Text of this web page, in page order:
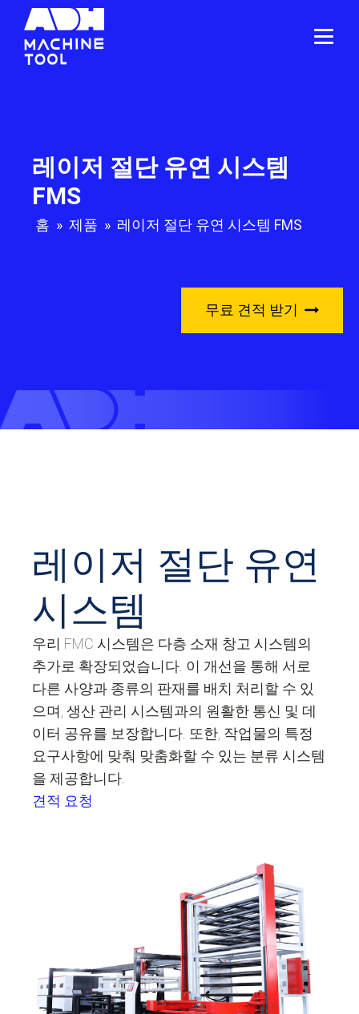
레이저 절단 유연 시스템
FMS
홈 » 제품 » 레이저 절단 유연 시스템 FMS
무료 견적 받기
레이저 절단 유연
시스템
우리 FMC 시스템은 다층 소재 창고 시스템의
추가로 확장되었습니다. 이 개선을 통해 서로
다른 사양과 종류의 판재를 배치 처리할 수 있
으며, 생산 관리 시스템과의 원활한 통신 및 데
이터 공유를 보장합니다. 또한, 작업물의 특정
요구사항에 맞춰 맞춤화할 수 있는 분류 시스템
을 제공합니다.
견적 요청